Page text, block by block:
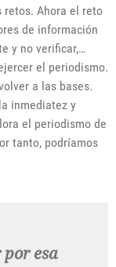
retos. Ahora el reto
de información
y no verificar,…
el periodismo.
a las bases.
inmediatez y
el periodismo de
tanto, podríamos
por esa